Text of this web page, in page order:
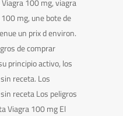
100 mg, viagra
mg, une bote de
un prix d environ.
de comprar
principio activo, los
receta. Los
receta Los peligros
Viagra 100 mg El